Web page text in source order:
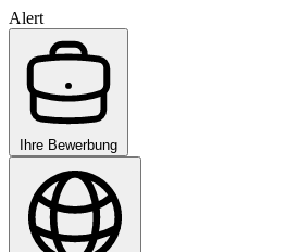
Alert
Ihre Bewerbung